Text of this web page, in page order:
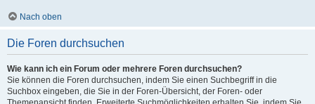
Nach oben
Die Foren durchsuchen
Wie kann ich ein Forum oder mehrere Foren durchsuchen?
Sie können die Foren durchsuchen, indem Sie einen Suchbegriff in die
Suchbox eingeben, die Sie in der Foren-Übersicht, der Foren- oder